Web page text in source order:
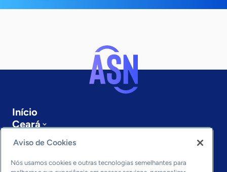
Início
Ceará
Sobre a ASN
Últimas notícias
Entre em contato
Aviso de Cookies
Nós usamos cookies e outras tecnologias semelhantes para